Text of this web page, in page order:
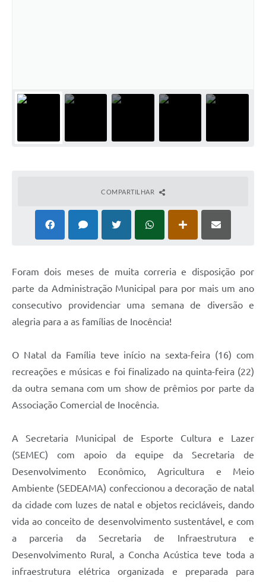
Perguntas e respostas frequentes
COMPARTILHAR
Foram dois meses de muita correria e disposição por
parte da Administração Municipal para por mais um ano
consecutivo providenciar uma semana de diversão e
alegria para a as famílias de Inocência!
O Natal da Família teve início na sexta-feira (16) com
recreações e músicas e foi finalizado na quinta-feira (22)
da outra semana com um show de prêmios por parte da
Associação Comercial de Inocência.
A Secretaria Municipal de Esporte Cultura e Lazer
(SEMEC) com apoio da equipe da Secretaria de
Desenvolvimento Econômico, Agricultura e Meio
Ambiente (SEDEAMA) confeccionou a decoração de natal
da cidade com luzes de natal e objetos recicláveis, dando
vida ao conceito de desenvolvimento sustentável, e com
a parceria da Secretaria de Infraestrutura e
Desenvolvimento Rural, a Concha Acústica teve toda a
infraestrutura elétrica organizada e preparada para